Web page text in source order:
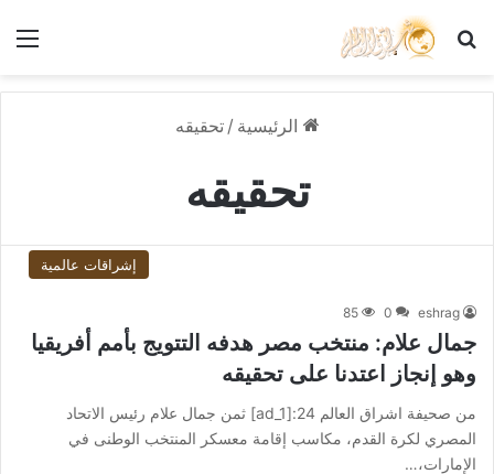
بحث عن
الرئيسية / تحقيقه
تحقيقه
إشراقات عالمية
eshrag
0
85
جمال علام: منتخب مصر هدفه التتويج بأمم أفريقيا
وهو إنجاز اعتدنا على تحقيقه
من صحيفة اشراق العالم 24:[ad_1] ثمن جمال علام رئيس الاتحاد
المصري لكرة القدم، مكاسب إقامة معسكر المنتخب الوطنى في
الإمارات،…